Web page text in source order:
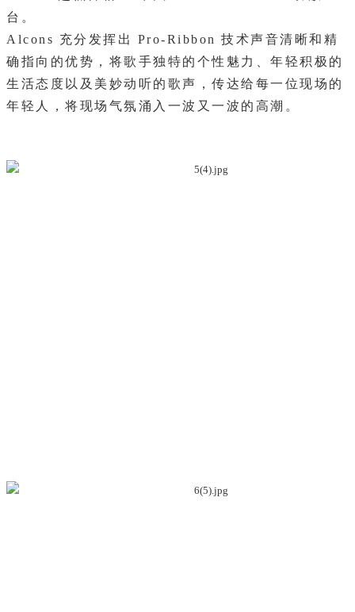
台。
Alcons 充分发挥出 Pro-Ribbon 技术声音清晰和精
确指向的优势，将歌手独特的个性魅力、年轻积极的
生活态度以及美妙动听的歌声，传达给每一位现场的
年轻人，将现场气氛涌入一波又一波的高潮。